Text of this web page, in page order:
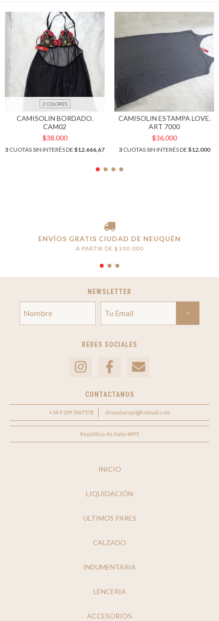
2 COLORES
CAMISOLIN BORDADO.
CAM02
$38.000
3 CUOTAS SIN INTERÉS DE $12.666,67
CAMISOLIN ESTAMPA LOVE.
ART 7000
$36.000
3CUOTAS SIN INTERÉS DE $12.000
ENVÍOS GRATIS CIUDAD DE NEUQUÉN
A PARTIR DE $100.000
NEWSLETTER
REDES SOCIALES
CONTACTANOS
+54 9 299 5967578 dinastianqn@hotmail.com
República de Italia 4495
INICIO
LIQUIDACIÓN
ULTIMOS PARES
CALZADO
INDUMENTARIA
LENCERIA
ACCESORIOS